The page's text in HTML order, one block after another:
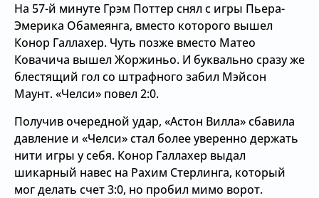
На 57-й минуте Грэм Поттер снял с игры Пьера-
Эмерика Обамеянга, вместо которого вышел
Конор Галлахер. Чуть позже вместо Матео
Ковачича вышел Жоржиньо. И буквально сразу же
блестящий гол со штрафного забил Мэйсон
Маунт. «Челси» повел 2:0.
Получив очередной удар, «Астон Вилла» сбавила
давление и «Челси» стал более уверенно держать
нити игры у себя. Конор Галлахер выдал
шикарный навес на Рахим Стерлинга, который
мог делать счет 3:0, но пробил мимо ворот.